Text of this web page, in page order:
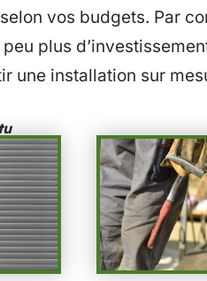
vos budgets. Par
plus
une installation sur